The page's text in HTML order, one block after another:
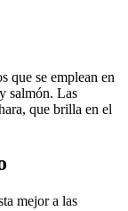
que se emplean en
salmón. Las
que brilla en el
mejor a las